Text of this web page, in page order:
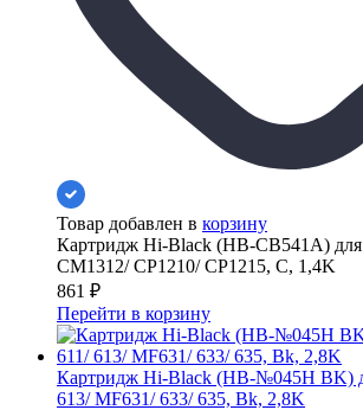
Товар добавлен в корзину
Картридж Hi-Black (HB-CB541A)
CM1312/ CP1210/ CP1215, C, 1,4K
861 ₽
Перейти в корзину
Картридж Hi-Black (HB-№045H BK)
613/ MF631/ 633/ 635, Bk, 2,8K